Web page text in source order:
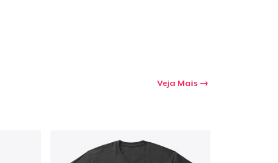
Veja Mais